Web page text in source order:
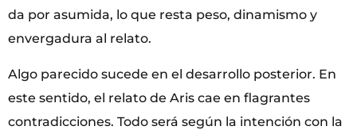
da por asumida, lo que resta peso, dinamismo y
envergadura al relato.
Algo parecido sucede en el desarrollo posterior. En
este sentido, el relato de Aris cae en flagrantes
contradicciones. Todo será según la intención con la